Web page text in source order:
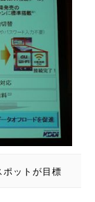
ットが目標